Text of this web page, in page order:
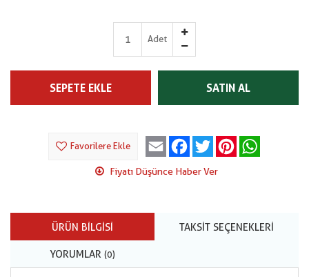
Adet
SEPETE EKLE SATIN AL
Favorilere Ekle Email Facebook
Twitter Pinterest
Fiyatı Düşünce Haber Ver
ÜRÜN BILGISI TAKSIT SEÇENEKLERI
YORUMLAR (0)